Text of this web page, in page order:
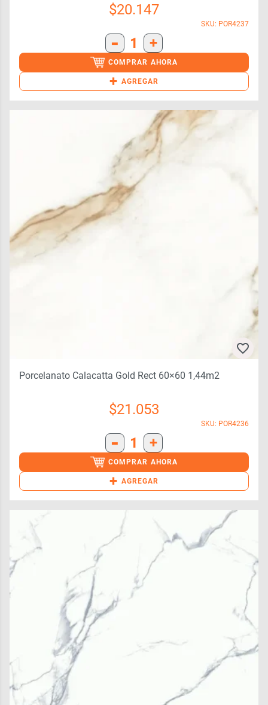
$20.147
SKU: POR4237
- 1 +
COMPRAR AHORA
+ AGREGAR
Porcelanato Calacatta Gold Rect 60×60 1,44m2
$21.053
SKU: POR4236
- 1 +
COMPRAR AHORA
+ AGREGAR